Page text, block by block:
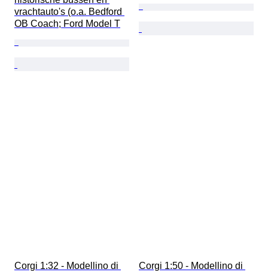
vrachtauto's (o.a. Bedford
OB Coach; Ford Model T
Corgi 1:32 - Modellino di
Corgi 1:50 - Modellino di